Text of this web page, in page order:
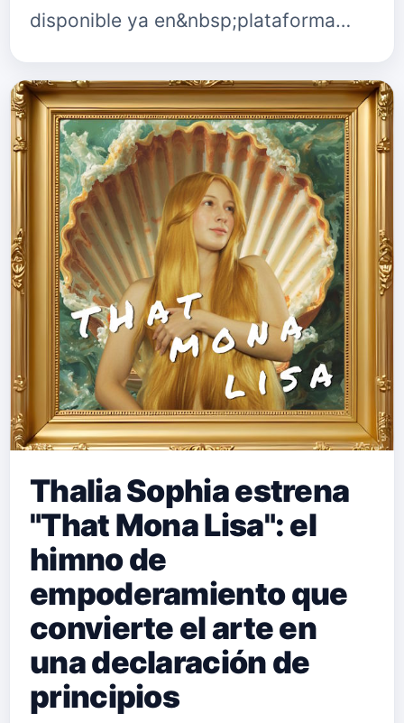
disponible ya en&nbsp;plataforma…
Thalia Sophia estrena
"That Mona Lisa": el
himno de
empoderamiento que
convierte el arte en
una declaración de
principios